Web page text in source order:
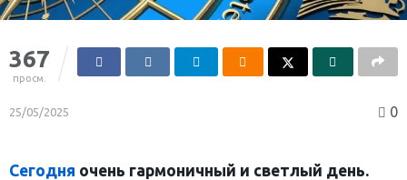
367
просм.
25/05/2025 0
Сегодня очень гармоничный и светлый день.